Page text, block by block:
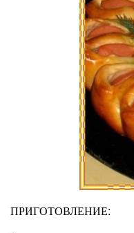
ПРИГОТОВЛЕНИЕ: